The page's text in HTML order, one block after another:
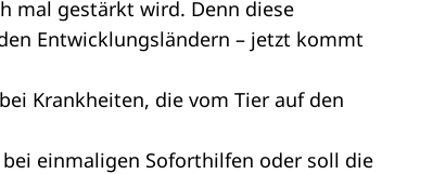
mal gestärkt wird. Denn diese
Entwicklungsländern – jetzt kommt
Krankheiten, die vom Tier auf den
einmaligen Soforthilfen oder soll die